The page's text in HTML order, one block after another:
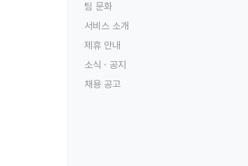
팀 문화
서비스 소개
제휴 안내
소식 · 공지
채용 공고